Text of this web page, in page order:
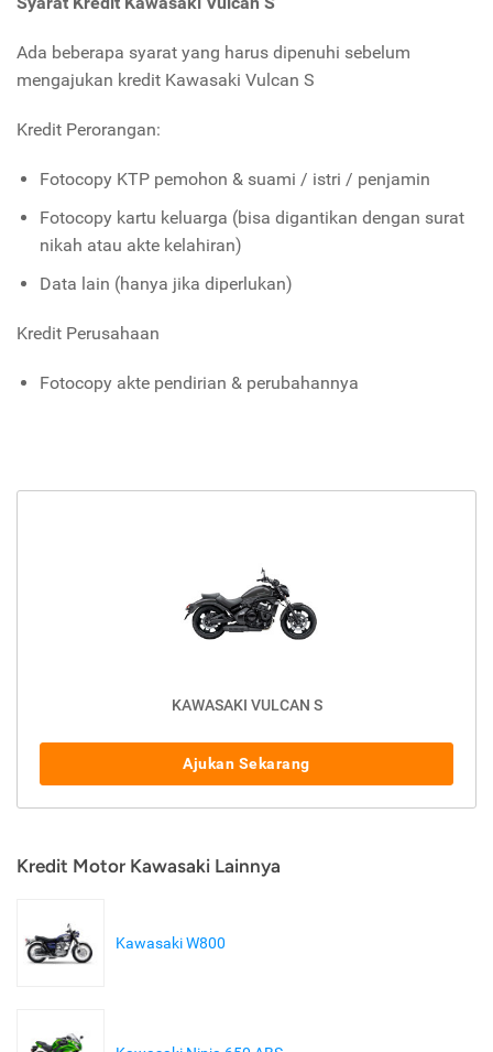
Ada beberapa syarat yang harus dipenuhi sebelum
mengajukan kredit Kawasaki Vulcan S
Kredit Perorangan:
Fotocopy KTP pemohon & suami / istri / penjamin
Fotocopy kartu keluarga (bisa digantikan dengan surat
nikah atau akte kelahiran)
Data lain (hanya jika diperlukan)
Kredit Perusahaan
Fotocopy akte pendirian & perubahannya
KAWASAKI VULCAN S
Ajukan Sekarang
Kredit Motor Kawasaki Lainnya
Kawasaki W800